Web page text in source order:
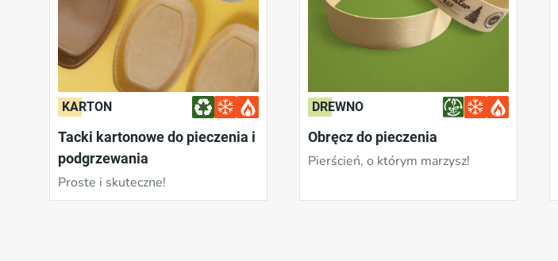
KARTON
Tacki kartonowe do pieczenia i
podgrzewania
Proste i skuteczne!
DREWNO
Obręcz do pieczenia
Pierścień, o którym marzysz!